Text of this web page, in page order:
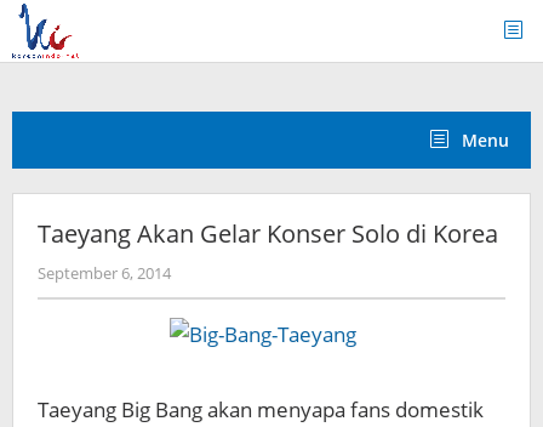
Skip
content
Menu
Taeyang Akan Gelar Konser Solo di Korea
September 6, 2014by
Koreanindo
Taeyang Big Bang akan menyapa fans domestik